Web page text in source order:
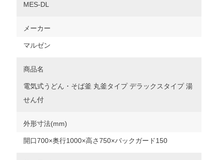
MES-DL
メーカー
マルゼン
商品名
電気式うどん・そば釜 丸釜タイプ デラックスタイプ 湯
せん付
外形寸法(mm)
開口700×奥行1000×高さ750×バックガード150